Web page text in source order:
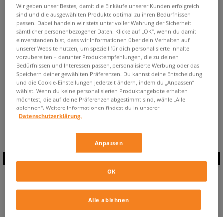
Ändere den Suchbegriff. Versuche, weniger Filter zu
verwenden.
ZURÜCK ZUM SHOP
Aktuell schaust du:adidas Superstar UpSneaker✔️für Damen
Verfügbare Anzahl:0
ABONNIERE UNSEREN
NEWSLETTER
Wir geben unser Bestes, damit die Einkäufe unserer Kunden erfolgreich
sind und die ausgewählten Produkte optimal zu ihren Bedürfnissen
passen. Dabei handeln wir stets unter voller Wahrung der Sicherheit
sämtlicher personenbezogener Daten. Klicke auf „OK“, wenn du damit
einverstanden bist, dass wir Informationen über dein Verhalten auf
unserer Website nutzen, um speziell für dich personalisierte Inhalte
vorzubereiten – darunter Produktempfehlungen, die zu deinen
Bedürfnissen und Interessen passen, personalisierte Werbung oder das
Speichern deiner gewählten Präferenzen. Du kannst deine Entscheidung
und die Cookie-Einstellungen jederzeit ändern, indem du „Anpassen“
wählst. Wenn du keine personalisierten Produktangebote erhalten
möchtest, die auf deine Präferenzen abgestimmt sind, wähle „Alle
ablehnen“. Weitere Informationen findest du in unserer
Datenschutzerklärung.
Anpassen
Alle ablehnen
OK